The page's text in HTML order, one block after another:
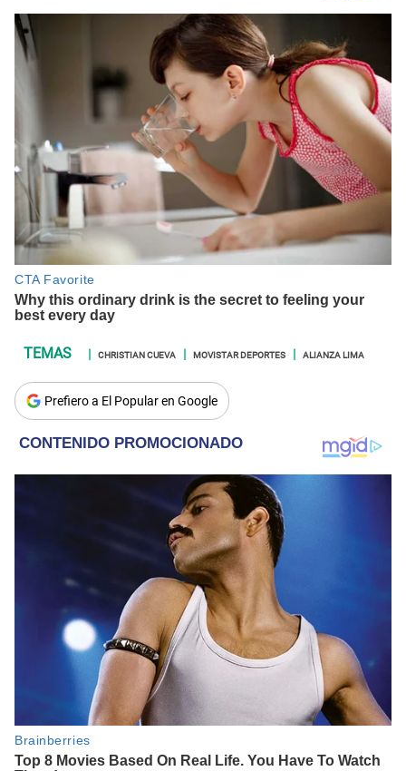
CHRISTIAN CUEVA MOVISTAR DEPORTES ALIANZA LIMA
Prefiero a El Popular en Google